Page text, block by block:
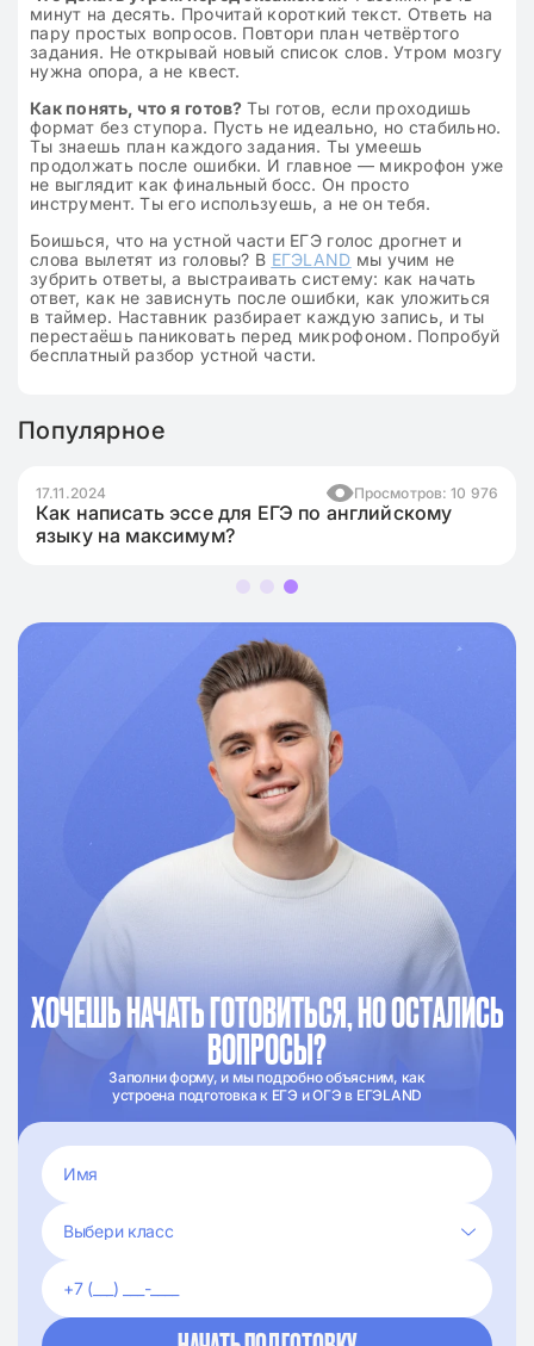
минут на десять. Прочитай короткий текст. Ответь на
пару простых вопросов. Повтори план четвёртого
задания. Не открывай новый список слов. Утром мозгу
нужна опора, а не квест.
Как понять, что я готов? Ты готов, если проходишь
формат без ступора. Пусть не идеально, но стабильно.
Ты знаешь план каждого задания. Ты умеешь
продолжать после ошибки. И главное — микрофон уже
не выглядит как финальный босс. Он просто
инструмент. Ты его используешь, а не он тебя.
Боишься, что на устной части ЕГЭ голос дрогнет и
слова вылетят из головы? В ЕГЭLAND мы учим не
зубрить ответы, а выстраивать систему: как начать
ответ, как не зависнуть после ошибки, как уложиться
в таймер. Наставник разбирает каждую запись, и ты
перестаёшь паниковать перед микрофоном. Попробуй
бесплатный разбор устной части.
ХОЧЕШЬ НАЧАТЬ ГОТОВИТЬСЯ, НО ОСТАЛИСЬ
ВОПРОСЫ?
Заполни форму, и мы подробно объясним, как
устроена подготовка к ЕГЭ и ОГЭ в ЕГЭLAND
Популярное
17.11.2024 Просмотров: 10 976
Как написать эссе для ЕГЭ по английскому
языку на максимум?